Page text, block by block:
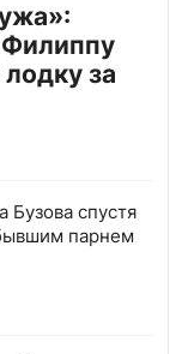
за
Бузова спустя
парнем